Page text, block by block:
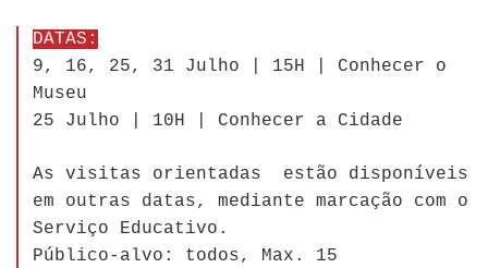
DATAS:
9, 16, 25, 31 Julho | 15H | Conhecer o
Museu
25 Julho | 10H | Conhecer a Cidade
As visitas orientadas estão disponíveis
em outras datas, mediante marcação com o
Serviço Educativo.
Público-alvo: todos, Max. 15